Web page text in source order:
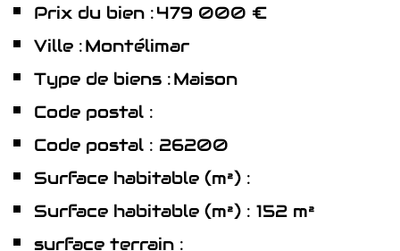
Prix du bien :479 000 €
Ville :Montélimar
Type de biens :Maison
Code postal :
Code postal : 26200
Surface habitable (m²) :
Surface habitable (m²) : 152 m²
surface terrain :